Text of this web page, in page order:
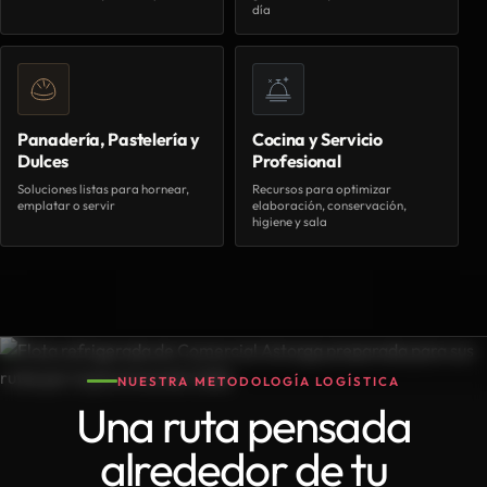
día
Panadería, Pastelería y
Dulces
Soluciones listas para hornear,
emplatar o servir
Cocina y Servicio
Profesional
Recursos para optimizar
elaboración, conservación,
higiene y sala
NUESTRA METODOLOGÍA LOGÍSTICA
Una ruta pensada
alrededor de tu